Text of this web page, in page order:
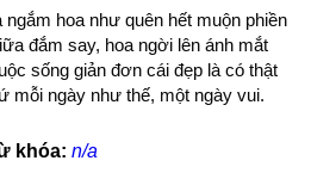
ngắm hoa như quên hết muộn phiền
đắm say, hoa ngời lên ánh mắt
sống giản đơn cái đẹp là có thật
mỗi ngày như thế, một ngày vui.
khóa: n/a